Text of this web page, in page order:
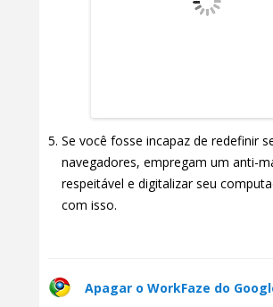
Se você fosse incapaz de redefinir
navegadores, empregam um anti-
respeitável e digitalizar seu
com isso.
Apagar o WorkFaze do